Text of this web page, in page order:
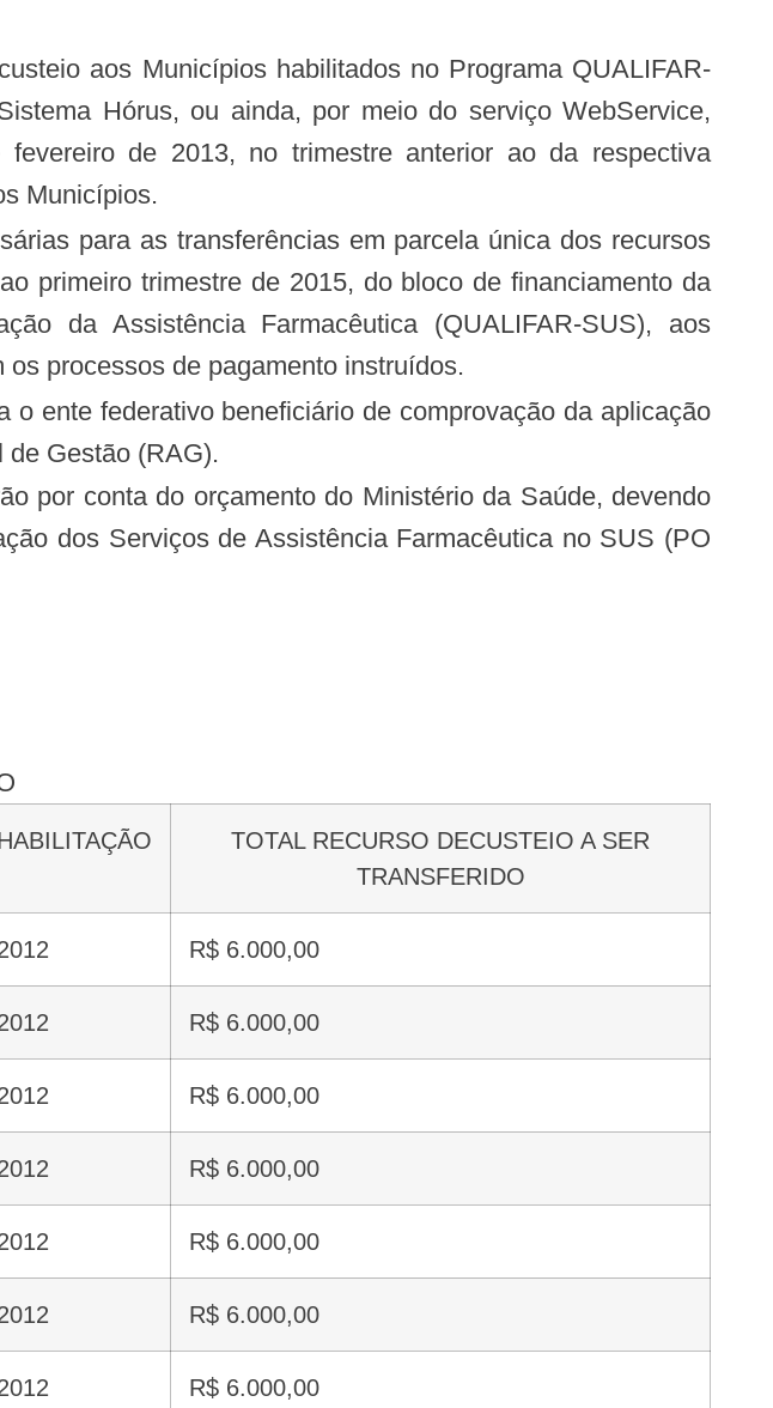
Hórus, ou ainda, por meio do serviço WebService,
de 2013, no trimestre anterior ao da respectiva
Municípios.
primeiro trimestre de 2015, do bloco de financiamento da
da Assistência Farmacêutica (QUALIFAR-SUS), aos
processos de pagamento instruídos.
Gestão (RAG).
dos Serviços de Assistência Farmacêutica no SUS (PO
TOTAL RECURSO DECUSTEIO A SER
TRANSFERIDO
R$ 6.000,00
R$ 6.000,00
R$ 6.000,00
R$ 6.000,00
R$ 6.000,00
R$ 6.000,00
R$ 6.000,00